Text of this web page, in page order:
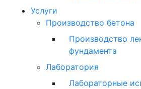
Услуги
Производство бетона
Производство
фундамента
Лаборатория
Лабораторные